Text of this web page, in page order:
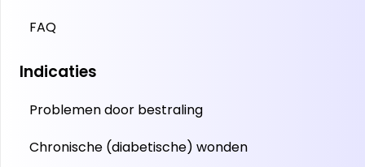
FAQ
Indicaties
Problemen door bestraling
Chronische (diabetische) wonden